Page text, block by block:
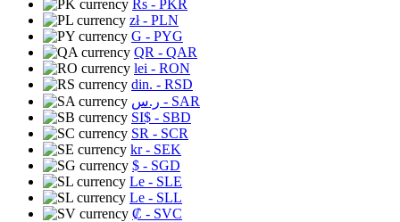
Rs - PKR
zł- PLN
G - PYG
QR - QAR
lei - RON
din. - RSD
ر.س - SAR
SI$ - SBD
SR - SCR
kr- SEK
$ - SGD
Le - SLE
Le - SLL
₡ - SVC